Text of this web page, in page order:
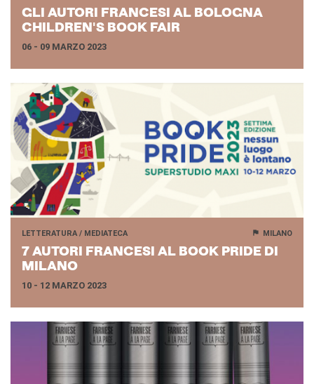
GLI AU­TO­RI FRAN­CE­SI AL BO­LO­GNA
CHIL­DREN'S BOOK FAIR
06 - 09 MARZO 2023
LETTERATURA / MEDIATECA MILANO
7 AU­TO­RI FRAN­CE­SI AL BOOK PRIDE DI
MI­LA­NO
10 - 12 MARZO 2023